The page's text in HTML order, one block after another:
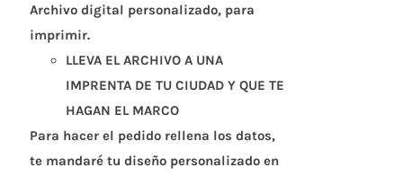
Archivo digital personalizado,para
imprimir.
LLEVA EL ARCHIVO A UNA
IMPRENTA DE TU CIUDAD Y QUE TE
HAGAN EL MARCO
Para hacer el pedido rellena los datos,
te mandaré tu diseño personalizado en